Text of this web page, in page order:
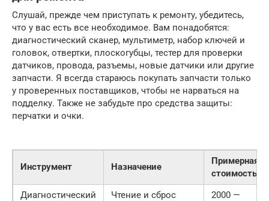
Слушай, прежде чем приступать к ремонту, убедитесь,
что у вас есть все необходимое. Вам понадобятся:
диагностический сканер, мультиметр, набор ключей и
головок, отвертки, плоскогубцы, тестер для проверки
датчиков, провода, разъемы, новые датчики или другие
запчасти. Я всегда стараюсь покупать запчасти только
у проверенных поставщиков, чтобы не нарваться на
подделку. Также не забудьте про средства защиты:
перчатки и очки.
Инструмент Назначение
Примерная
стоимость
Диагностический
Чтение и сброс
2000 —